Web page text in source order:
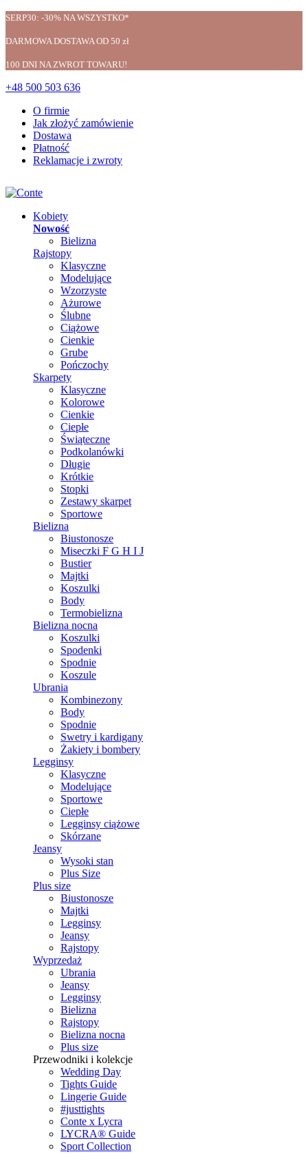
SERP30: -30% NA WSZYSTKO*
DARMOWA DOSTAWA OD 50 zł
100 DNI NA ZWROT TOWARU!
+48 500 503 636
O firmie
Jak złożyć zamówienie
Dostawa
Płatność
Reklamacje i zwroty
Kobiety
Nowość
Bielizna
Rajstopy
Klasyczne
Modelujące
Wzorzyste
Ażurowe
Ślubne
Ciążowe
Cienkie
Grube
Pończochy
Skarpety
Klasyczne
Kolorowe
Cienkie
Ciepłe
Świąteczne
Podkolanówki
Długie
Krótkie
Stopki
Zestawy skarpet
Sportowe
Bielizna
Biustonosze
Miseczki F G H I J
Bustier
Majtki
Koszulki
Body
Termobielizna
Bielizna nocna
Koszulki
Spodenki
Spodnie
Koszule
Ubrania
Kombinezony
Body
Spodnie
Swetry i kardigany
Żakiety i bombery
Legginsy
Klasyczne
Modelujące
Sportowe
Ciepłe
Legginsy ciążowe
Skórzane
Jeansy
Wysoki stan
Plus Size
Plus size
Biustonosze
Majtki
Legginsy
Jeansy
Rajstopy
Wyprzedaż
Ubrania
Jeansy
Legginsy
Bielizna
Rajstopy
Bielizna nocna
Plus size
Przewodniki i kolekcje
Wedding Day
Tights Guide
Lingerie Guide
#justtights
Conte x Lycra
LYCRA® Guide
Sport Сollection